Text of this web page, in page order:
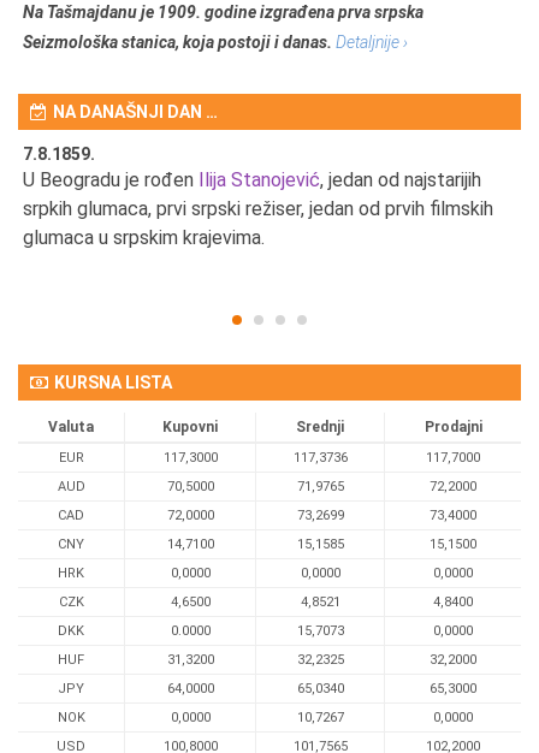
Na Tašmajdanu je 1909. godine izgrađena prva srpska
Seizmološka stanica, koja postoji i danas. Detaljnije ›
NA DANAŠNJI DAN …
7.8.1859.
U Beogradu je rođen Ilija Stanojević, jedan od najstarijih
srpkih glumaca, prvi srpski režiser, jedan od prvih filmskih
glumaca u srpskim krajevima.
KURSNA LISTA
Valuta Kupovni Srednji Prodajni
EUR 117,3000 117,3736
117,7000
AUD
70,5000 71,9765
72,2000
CAD
72,0000 73,2699
73,4000
CNY
14,7100 15,1585
15,1500
HRK
0,0000 0,0000
0,0000
CZK
4,6500 4,8521
4,8400
DKK
0.0000 15,7073
0,0000
HUF
31,3200 32,2325
32,2000
JPY
64,0000 65,0340
65,3000
NOK
0,0000 10,7267
0,0000
USD
100,8000 101,7565 102,2000